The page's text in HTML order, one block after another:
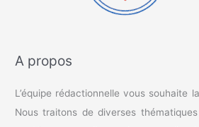
A propos
L’équipe rédactionnelle vous souhaite
Nous traitons de diverses